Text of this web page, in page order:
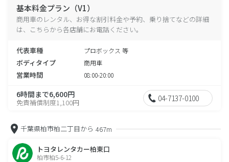
基本料金プラン（V1）
商用車のレンタル、お得な割引料金や予約、乗り捨てなどの詳細
は、こちらから各店舗にお電話ください。
代表車種 プロボックス 等
ボディタイプ 商用車
営業時間 08:00-20:00
6時間まで6,600円
免責補償制度1,100円 04-7137-0100
千葉県柏市柏二丁目から 467m
トヨタレンタカー柏東口
柏市柏5-6-12